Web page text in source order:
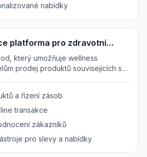
nabídky
platforma pro zdravotní
který umožňuje wellness
prodej produktů souvisejících se
a řízení zásob
transakce
zákazníků
pro slevy a nabídky